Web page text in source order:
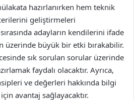
hazırlanırken hem teknik
geliştirmeleri
adayların kendilerini ifade
üzerinde büyük bir etki bırakabilir.
sık sorulan sorular üzerinde
faydalı olacaktır. Ayrıca,
ve değerleri hakkında bilgi
avantaj sağlayacaktır.